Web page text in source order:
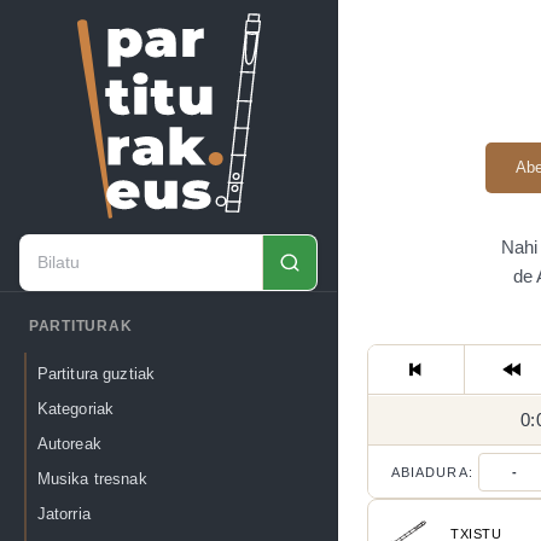
PARTITURAK
Partitura guztiak
Kategoriak
Autoreak
Musika tresnak
Jatorria
de
ABIADURA: -
TXISTU